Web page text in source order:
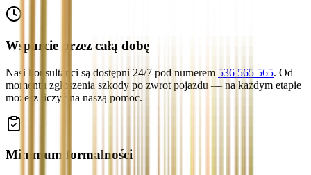
Wsparcie przez całą dobę
Nasi konsultanci są dostępni 24/7 pod numerem 536 565 565. Od
momentu zgłoszenia szkody po zwrot pojazdu — na każdym etapie
możesz liczyć na naszą pomoc.
Minimum formalności